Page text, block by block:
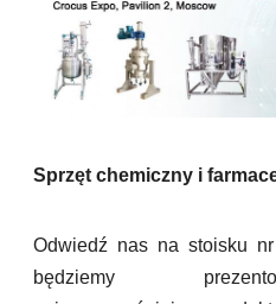
Sprzęt chemiczny i
Odwiedź nas na stoisku
będziemy